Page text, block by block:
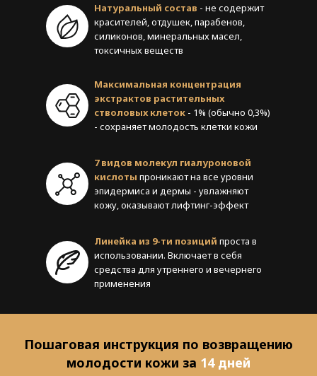
Максимальная концентрация
экстрактов растительных
стволовых клеток - 1% (обычно 0,3%)
- сохраняет молодость клетки кожи
Линейка из 9-ти позиций проста в
использовании. Включает в себя
средства для утреннего и вечернего
применения
7 видов молекул гиалуроновой
кислоты проникают на все уровни
эпидермиса и дермы - увлажняют
кожу, оказывают лифтинг-эффект
Натуральный состав - не содержит
красителей, отдушек, парабенов,
силиконов, минеральных масел,
токсичных веществ
Пошаговая инструкция по возвращению
молодости кожи за 14 дней